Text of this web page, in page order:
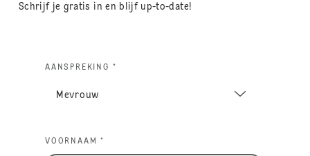
Schrijf je gratis in en blijf up-to-date!
AANSPREKING *
VOORNAAM *